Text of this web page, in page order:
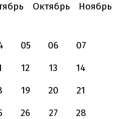
Октябрь
Ноябрь
05 06
07
12 13
14
19 20
21
26 27
28